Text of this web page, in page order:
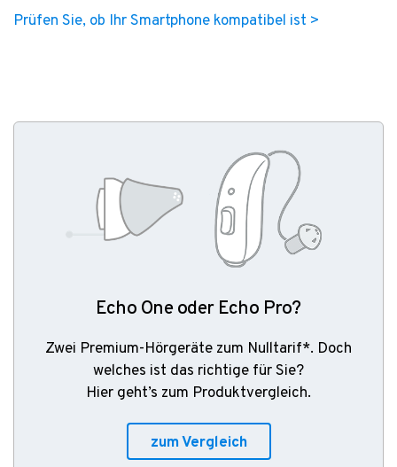
Prüfen Sie, ob Ihr Smartphone kompatibel ist >
Echo One oder Echo Pro?
Zwei Premium-Hörgeräte zum Nulltarif*. Doch
welches ist das richtige für Sie?
Hier geht’s zum Produktvergleich.
zum Vergleich